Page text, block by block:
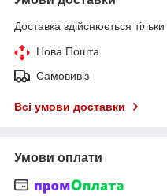
Доставка здійснюється
Нова Пошта
Самовивіз
Всі умови доставки
Умови оплати